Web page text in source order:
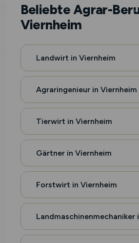
Beliebte Agrar-
Viernheim
Landwirt in Viernheim
Agraringenieur in Viernheim
Tierwirt in Viernheim
Gärtner in Viernheim
Forstwirt in Viernheim
Landmaschinenmechaniker